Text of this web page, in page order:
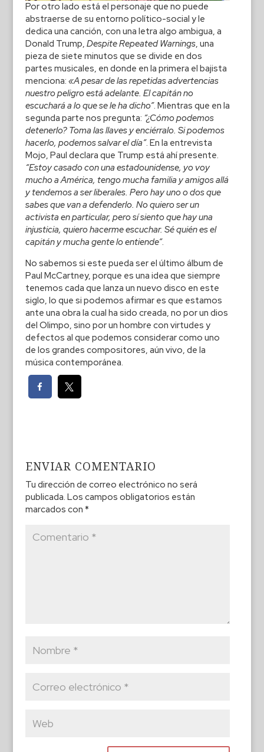
Por otro lado está el personaje que no puede
abstraerse de su entorno político-social y le
dedica una canción, con una letra algo ambigua, a
Donald Trump, Despite Repeated Warnings, una
pieza de siete minutos que se divide en dos
partes musicales, en donde en la primera el bajista
menciona: «A pesar de las repetidas advertencias
nuestro peligro está adelante. El capitán no
escuchará a lo que se le ha dicho”. Mientras que en la
segunda parte nos pregunta: “¿Cómo podemos
detenerlo? Toma las llaves y enciérralo. Si podemos
hacerlo, podemos salvar el día”. En la entrevista
Mojo, Paul declara que Trump está ahí presente.
“Estoy casado con una estadounidense, yo voy
mucho a América, tengo mucha familia y amigos allá
y tendemos a ser liberales. Pero hay uno o dos que
sabes que van a defenderlo. No quiero ser un
activista en particular, pero sí siento que hay una
injusticia, quiero hacerme escuchar. Sé quién es el
capitán y mucha gente lo entiende”.
No sabemos si este pueda ser el último álbum de
Paul McCartney, porque es una idea que siempre
tenemos cada que lanza un nuevo disco en este
siglo, lo que si podemos afirmar es que estamos
ante una obra la cual ha sido creada, no por un dios
del Olimpo, sino por un hombre con virtudes y
defectos al que podemos considerar como uno
de los grandes compositores, aún vivo, de la
música contemporánea.
ENVIAR COMENTARIO
Tu dirección de correo electrónico no será
publicada. Los campos obligatorios están
marcados con *